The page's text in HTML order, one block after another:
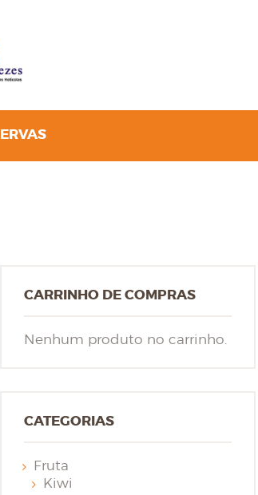
ERVAS
CARRINHO DE COMPRAS
Nenhum produto no carrinho.
CATEGORIAS
Fruta
Kiwi